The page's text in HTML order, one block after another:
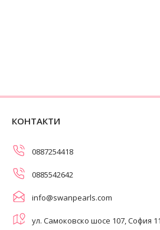
КОНТАКТИ
0887254418
0885542642
info@swanpearls.com
ул. Самоковско шосе 107, София